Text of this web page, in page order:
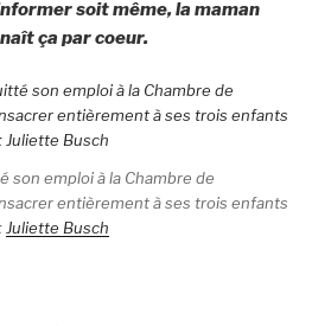
soit même, la maman
ça par coeur.
son emploi à la Chambre de
entièrement à ses trois enfants
Juliette Busch